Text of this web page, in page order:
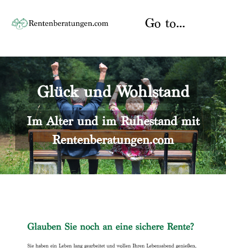
content
Go to...
Startseite
Rente
Rentenberater
Rentenversicherung
Versicherungsberatung
Über uns
Kontakt
Glück und Wohlstand
Im Alter und im Ruhestand mit
Rentenberatungen.com